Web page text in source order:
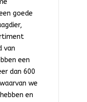
goede
van
een
dan 600
we
en